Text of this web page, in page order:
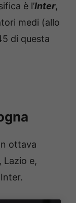
è l’Inter,
medi (allo
di questa
ottava
Lazio e,